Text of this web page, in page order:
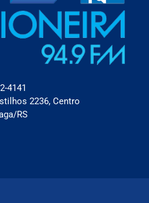
4141
2236, Centro
RS